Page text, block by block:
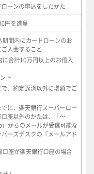
ーンの申込をしたかた
円を進呈
期間内にカードローンのお
入会すること
合計10万円以上のお借入
ト
、約定返済以外に増額でご
に、楽天銀行スーパーロー
座以外のかたは、「～
からのメールが受信可能な
ーズデスクの『メールアド
座が楽天銀行口座の場合